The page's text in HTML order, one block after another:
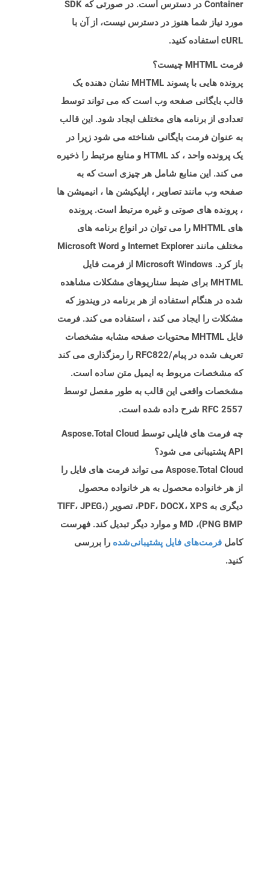
Container در دسترس است. در صورتی که SDK
مورد نیاز شما هنوز در دسترس نیست، از آن با
cURL استفاده کنید.
فرمت MHTML چیست؟
پرونده هایی با پسوند MHTML نشان دهنده یک
قالب بایگانی صفحه وب است که می تواند توسط
تعدادی از برنامه های مختلف ایجاد شود. این قالب
به عنوان فرمت بایگانی شناخته می شود زیرا در
یک پرونده واحد ، کد HTML و منابع مرتبط را ذخیره
می کند. این منابع شامل هر چیزی است که به
صفحه وب مانند تصاویر ، اپلیکیشن ها ، انیمیشن ها
، پرونده های صوتی و غیره مرتبط است. پرونده
های MHTML را می توان در انواع برنامه های
مختلف مانند Internet Explorer و Microsoft Word
باز کرد. Microsoft Windows از فرمت فایل
MHTML برای ضبط سناریوهای مشکلات مشاهده
شده در هنگام استفاده از هر برنامه در ویندوز که
مشکلات را ایجاد می کند ، استفاده می کند. فرمت
فایل MHTML محتویات صفحه مشابه مشخصات
تعریف شده در پیام/RFC822 را رمزگذاری می کند
که مشخصات مربوط به ایمیل متن ساده است.
مشخصات واقعی این قالب به طور مفصل توسط
RFC 2557 شرح داده شده است.
چه فرمت های فایلی توسط Aspose.Total Cloud
API پشتیبانی می شود؟
Aspose.Total Cloud می تواند فرمت های فایل را
از هر خانواده محصول به هر خانواده محصول
دیگری به PDF، DOCX، XPS، تصویر (TIFF، JPEG،
PNG BMP)، MD و موارد دیگر تبدیل کند. فهرست
کامل فرمت‌های فایل پشتیبانی‌شده را بررسی
کنید.